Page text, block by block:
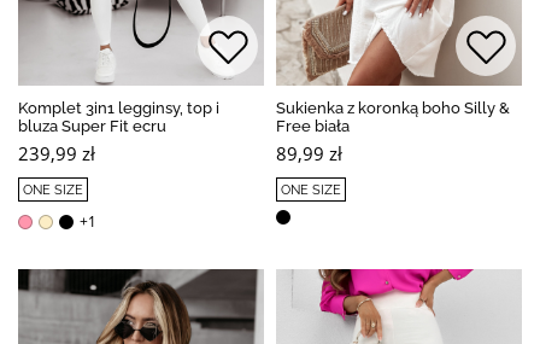
Komplet 3in1 legginsy, top i
bluza Super Fit ecru
239,99 zł
ONE SIZE
+1
Sukienka z koronką boho Silly &
Free biała
89,99 zł
ONE SIZE